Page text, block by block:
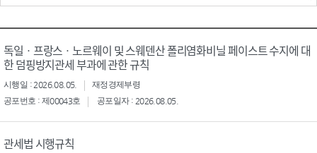
독일ㆍ프랑스ㆍ노르웨이 및 스웨덴산 폴리염화비닐 페이스트 수지에 대
한 덤핑방지관세 부과에 관한 규칙
시행일 : 2026.08.05.
재정경제부령
공포번호 : 제00043호
공포일자 : 2026.08.05.
관세법 시행규칙